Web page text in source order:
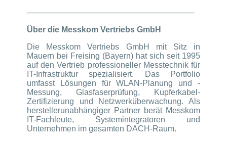
──────────────────────────────
Über die Messkom Vertriebs GmbH
Die Messkom Vertriebs GmbH mit Sitz in
Mauern bei Freising (Bayern) hat sich seit 1995
auf den Vertrieb professioneller Messtechnik für
IT-Infrastruktur spezialisiert. Das Portfolio
umfasst Lösungen für WLAN-Planung und -
Messung, Glasfaserprüfung, Kupferkabel-
Zertifizierung und Netzwerküberwachung. Als
herstellerunabhängiger Partner berät Messkom
IT-Fachleute, Systemintegratoren und
Unternehmen im gesamten DACH-Raum.